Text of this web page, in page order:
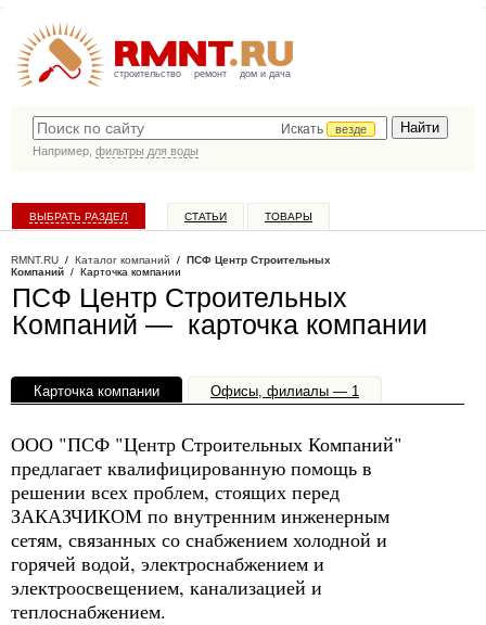
строительство ремонт дом и дача
Искать
везде
Например, фильтры для воды
ВЫБРАТЬ РАЗДЕЛ СТАТЬИ ТОВАРЫ
RMNT.RU / Каталог компаний / ПСФ Центр Строительных
Компаний / Карточка компании
ПСФ Центр Строительных
Компаний — карточка компании
Карточка компании Офисы, филиалы — 1
ООО "ПСФ "Центр Строительных Компаний"
предлагает квалифицированную помощь в
решении всех проблем, стоящих перед
ЗАКАЗЧИКОМ по внутренним инженерным
сетям, связанных со снабжением холодной и
горячей водой, электроснабжением и
электроосвещением, канализацией и
теплоснабжением.